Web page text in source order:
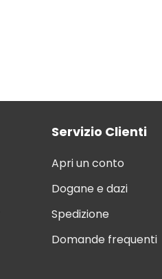
Servizio Clienti
Apri un conto
Dogane e dazi
Spedizione
Domande frequenti